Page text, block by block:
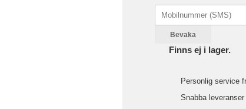
Bevaka
Finns ej i lager.
Personlig service
Snabba